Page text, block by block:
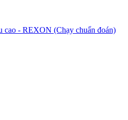
cao - REXON (Chạy chuẩn đoán)